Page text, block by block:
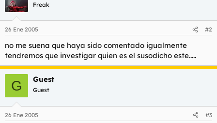
Freak
26 Ene 2005 #2
no me suena que haya sido comentado igualmente
tendremos que investigar quien es el susodicho este.....
G Guest
Guest
26 Ene 2005 #3